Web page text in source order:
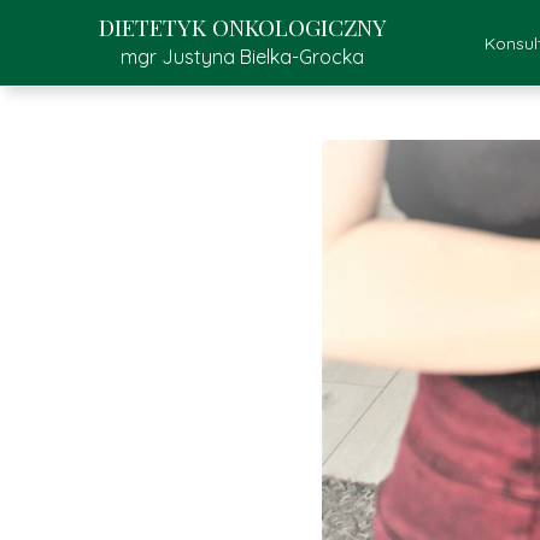
DIETETYK ONKOLOGICZNY
mgr Justyna Bielka-Grocka